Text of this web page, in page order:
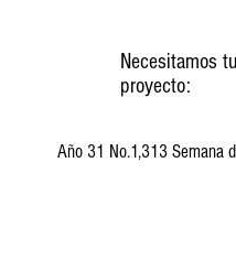
Necesitamos
proyecto:
Año 31 No.1,313 Semana